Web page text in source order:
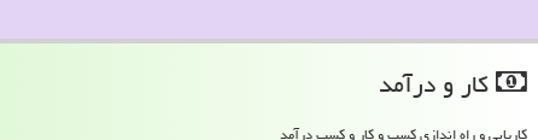
كار و درآمد
کاریابی و راه اندازی کسب و کار و کسب درآمد